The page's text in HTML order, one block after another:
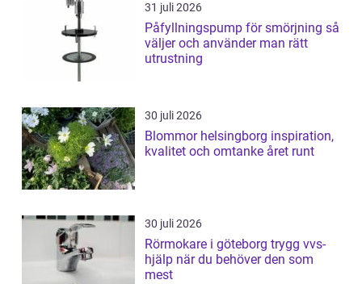
31 juli 2026
Påfyllningspump för smörjning så
väljer och använder man rätt
utrustning
30 juli 2026
Blommor helsingborg inspiration,
kvalitet och omtanke året runt
30 juli 2026
Rörmokare i göteborg trygg vvs-
hjälp när du behöver den som
mest